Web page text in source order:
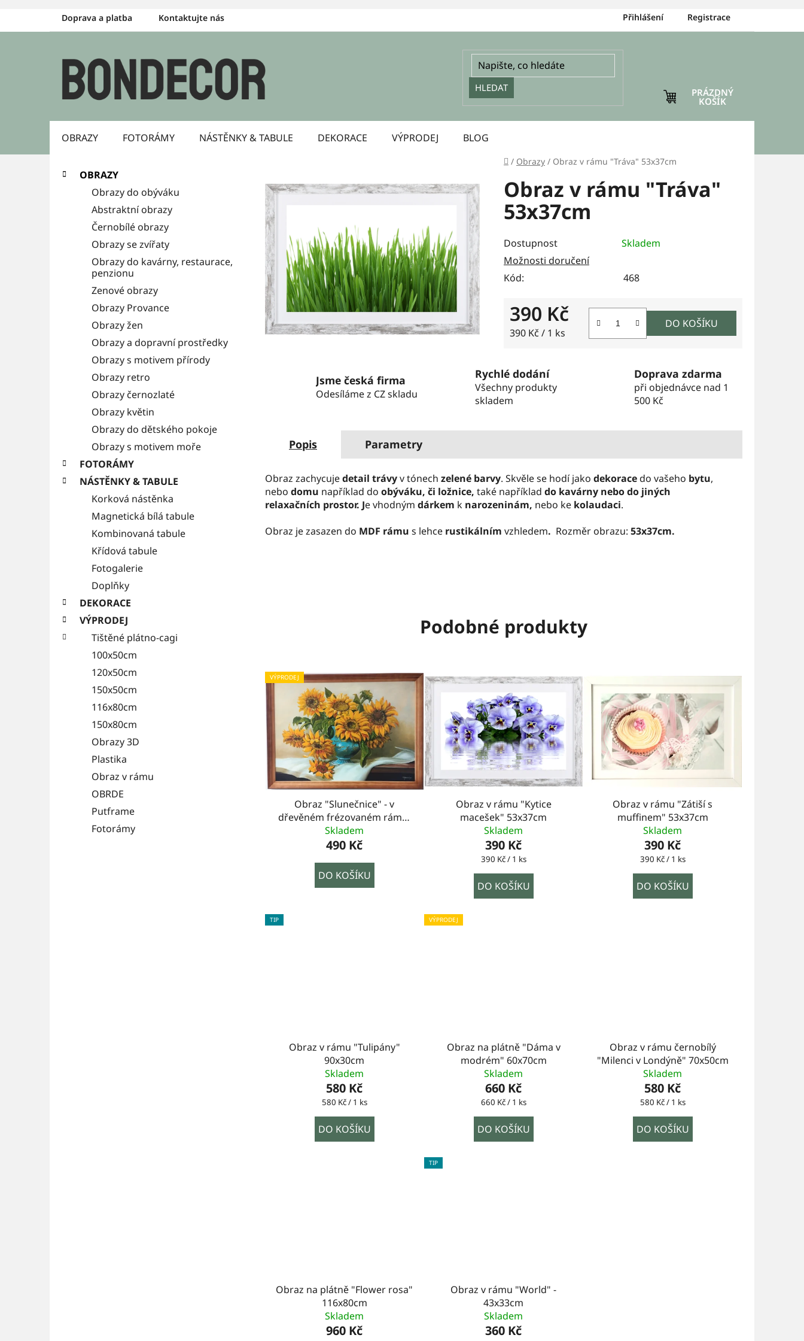
obsah
Doprava a platba Kontaktujte nás Přihlášení Registrace
HLEDAT
NÁKUPNÍ
PRÁZDNÝ
KOŠÍK
OBRAZY FOTORÁMY NÁSTĚNKY & TABULE DEKORACE VÝPRODEJ BLOG
Domů
/ Obrazy / Obraz v rámu "Tráva" 53x37cm
Přeskočit
kategorie
K
OBRAZY
Obrazy do obýváku
Abstraktní obrazy
Černobílé obrazy
Obrazy se zvířaty
Obrazy do kavárny, restaurace,
penzionu
Zenové obrazy
Obrazy Provance
Obrazy žen
Obrazy a dopravní prostředky
Obrazy s motivem přírody
Obrazy retro
Obrazy černozlaté
Obrazy květin
Obrazy do dětského pokoje
Obrazy s motivem moře
FOTORÁMY
NÁSTĚNKY & TABULE
Korková nástěnka
Magnetická bílá tabule
Kombinovaná tabule
Křídová tabule
Fotogalerie
Doplňky
DEKORACE
VÝPRODEJ
Tištěné plátno-cagi
100x50cm
120x50cm
150x50cm
116x80cm
150x80cm
Obrazy 3D
Plastika
Obraz v rámu
OBRDE
Putframe
Fotorámy
Obraz v rámu "Tráva"
53x37cm
Dostupnost
Skladem
Možnosti doručení
Kód:
468
390 Kč
Měrná cena:
390 Kč / 1 ks
DO KOŠÍKU
Jsme česká firma
Odesíláme z CZ skladu
Rychlé dodání
Všechny produkty
skladem
Doprava zdarma
při objednávce nad 1
500 Kč
Popis Parametry
Obraz zachycujedetail trávyv tónech zelené barvy. Skvěle se hodí jako dekoracedo vašeho bytu,
nebo domu například do obýváku, či ložnice, také například do kavárny nebo do jiných
relaxačních prostor. Je vhodným dárkem k narozeninám, nebo ke kolaudaci.
Obraz je zasazen do MDF rámu s lehce rustikálním vzhledem. Rozměr obrazu: 53x37cm.
Podobné produkty
VÝPRODEJ
Obraz "Slunečnice" - v
dřevěném frézovaném rámu,
100x60cm
Skladem
490 Kč
DO KOŠÍKU
Obraz v rámu "Kytice
macešek" 53x37cm
Skladem
390 Kč
Měrná
390 Kč / 1 ks
DO KOŠÍKU
Obraz v rámu "Zátiší s
muffinem" 53x37cm
Skladem
390 Kč
Měrná
390 Kč / 1 ks
DO KOŠÍKU
TIP
Obraz v rámu "Tulipány"
90x30cm
Skladem
580 Kč
Měrná
580 Kč / 1 ks
DO KOŠÍKU
VÝPRODEJ
Obraz na plátně "Dáma v
modrém" 60x70cm
Skladem
660 Kč
Měrná
660 Kč / 1 ks
DO KOŠÍKU
Obraz v rámu černobílý
"Milenci v Londýně" 70x50cm
Skladem
580 Kč
Měrná
580 Kč / 1 ks
DO KOŠÍKU
Obraz na plátně "Flower rosa"
116x80cm
Skladem
960 Kč
TIP
Obraz v rámu "World" -
43x33cm
Skladem
360 Kč